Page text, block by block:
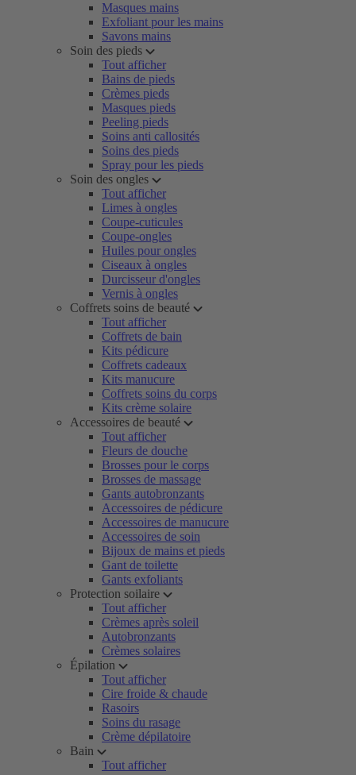
Masques mains
Exfoliant pour les mains
Savons mains
Soin des pieds
Tout afficher
Bains de pieds
Crèmes pieds
Masques pieds
Peeling pieds
Soins anti callosités
Soins des pieds
Spray pour les pieds
Soin des ongles
Tout afficher
Limes à ongles
Coupe-cuticules
Coupe-ongles
Huiles pour ongles
Ciseaux à ongles
Durcisseur d'ongles
Vernis à ongles
Coffrets soins de beauté
Tout afficher
Coffrets de bain
Kits pédicure
Coffrets cadeaux
Kits manucure
Coffrets soins du corps
Kits crème solaire
Accessoires de beauté
Tout afficher
Fleurs de douche
Brosses pour le corps
Brosses de massage
Gants autobronzants
Accessoires de pédicure
Accessoires de manucure
Accessoires de soin
Bijoux de mains et pieds
Gant de toilette
Gants exfoliants
Protection soilaire
Tout afficher
Crèmes après soleil
Autobronzants
Crèmes solaires
Épilation
Tout afficher
Cire froide & chaude
Rasoirs
Soins du rasage
Crème dépilatoire
Bain
Tout afficher